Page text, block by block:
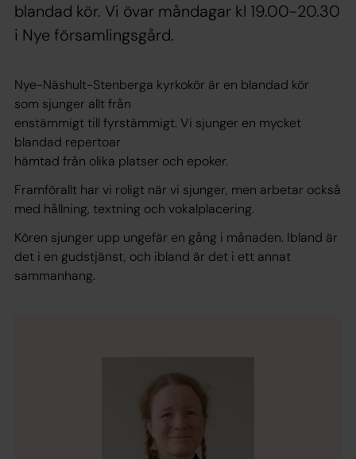
blandad kör. Vi övar måndagar kl 19.00-20.30
i Nye församlingsgård.
Nye-Näshult-Stenberga kyrkokör är en blandad kör
som sjunger allt från
enstämmigt till fyrstämmigt. Vi sjunger en mycket
blandad repertoar
hämtad från olika platser och epoker.
Framförallt har vi roligt när vi sjunger, men arbetar också
med hållning, textning och vokalplacering.
Kören sjunger upp ungefär en gång i månaden. Ibland är
det i en gudstjänst, och ibland är det i ett annat
sammanhang.